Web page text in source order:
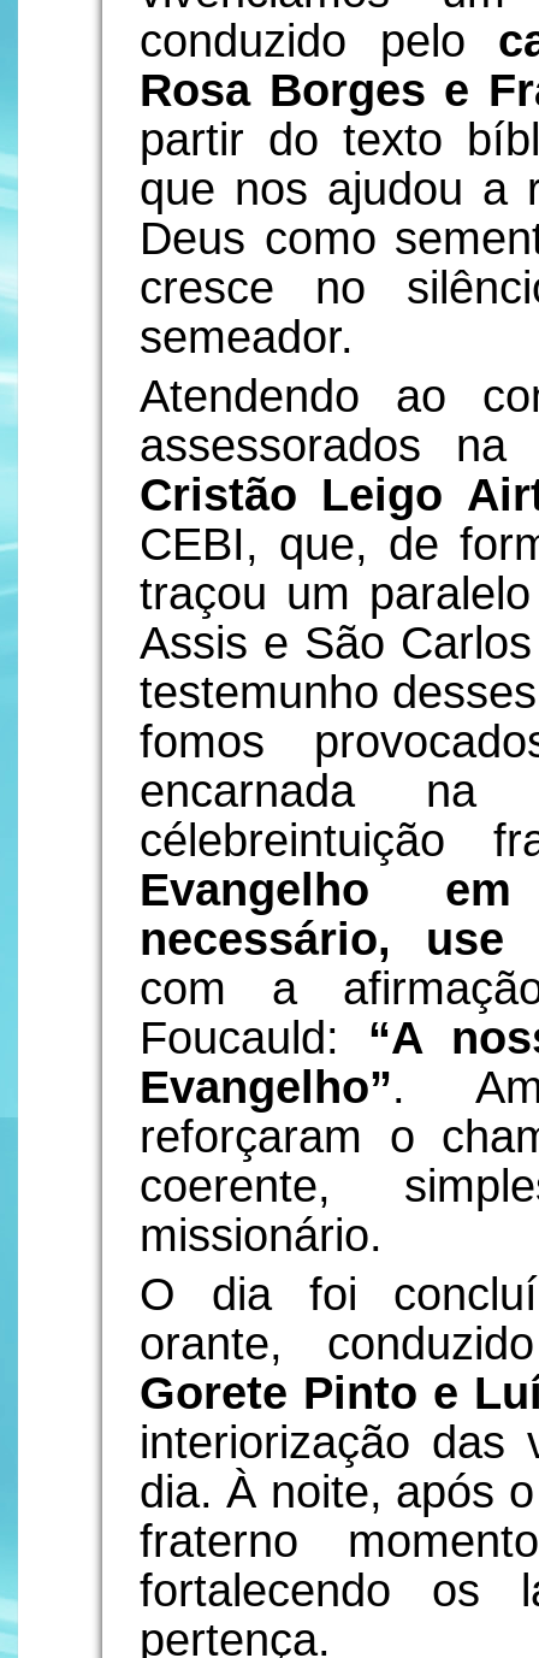
conduzido pelo
Rosa Borges e
partir do texto
que nos ajudou a
Deus como
cresce no
semeador.
Atendendo ao
assessorados
Cristão Leigo
CEBI, que, de
traçou um
Assis e São
testemunho
fomos
encarnada na
célebreintuição
Evangelho
necessário, use
com a
Foucauld: “A
Evangelho”.
reforçaram o
coerente,
missionário.
O dia foi
orante,
Gorete Pinto e
interiorização das
dia. À noite, após
fraterno
fortalecendo os
pertença.